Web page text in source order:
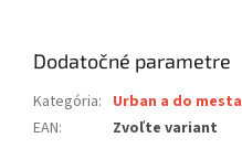
Dodatočné parametre
Kategória: Urban a do mesta
EAN: Zvoľte variant